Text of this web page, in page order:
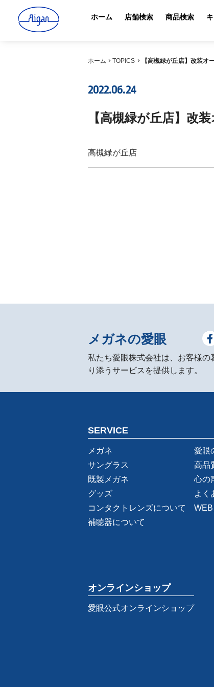
ホーム 店舗検索 商品検索
ホーム TOPICS 【高槻緑が丘店】改装オ
2022.06.24
【高槻緑が丘店】改
高槻緑が丘店
メガネの愛眼
私たち愛眼株式会社は、お客様
り添うサービスを提供します。
SERVICE
メガネ
サングラス
既製メガネ
グッズ
コンタクトレンズについて
補聴器について
愛眼
高品
心の
よく
オンラインショップ
愛眼公式オンラインショップ